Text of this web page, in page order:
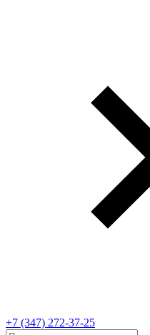
+7 (347) 272-37-25